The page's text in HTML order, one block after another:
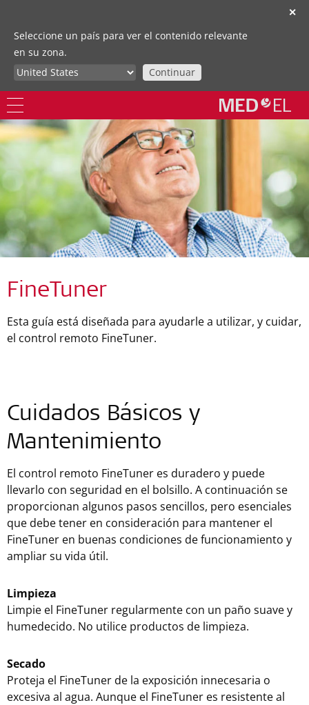
✕
Seleccione un país para ver el contenido relevante
en su zona.
Continuar
FineTuner
Esta guía está diseñada para ayudarle a utilizar, y cuidar,
el control remoto FineTuner.
Cuidados Básicos y
Mantenimiento
El control remoto FineTuner es duradero y puede
llevarlo con seguridad en el bolsillo. A continuación se
proporcionan algunos pasos sencillos, pero esenciales
que debe tener en consideración para mantener el
FineTuner en buenas condiciones de funcionamiento y
ampliar su vida útil.
Limpieza
Limpie el FineTuner regularmente con un paño suave y
humedecido. No utilice productos de limpieza.
Secado
Proteja el FineTuner de la exposición innecesaria o
excesiva al agua. Aunque el FineTuner es resistente al